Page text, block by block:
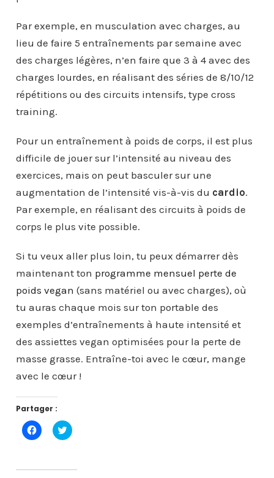
Par exemple, en musculation avec charges, au
lieu de faire 5 entraînements par semaine avec
des charges légères, n’en faire que 3 à 4 avec des
charges lourdes, en réalisant des séries de 8/10/12
répétitions ou des circuits intensifs, type cross
training.
Pour un entraînement à poids de corps, il est plus
difficile de jouer sur l’intensité au niveau des
exercices, mais on peut basculer sur une
augmentation de l’intensité vis-à-vis du cardio.
Par exemple, en réalisant des circuits à poids de
corps le plus vite possible.
Si tu veux aller plus loin, tu peux démarrer dès
maintenant ton programme mensuel perte de
poids vegan (sans matériel ou avec charges), où
tu auras chaque mois sur ton portable des
exemples d’entraînements à haute intensité et
des assiettes vegan optimisées pour la perte de
masse grasse. Entraîne-toi avec le cœur, mange
avec le cœur !
Partager :
C
l
e
C
l
e